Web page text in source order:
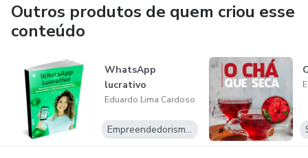
Outros produtos de quem criou esse
conteúdo
WhatsApp
lucrativo
Eduardo Lima Cardoso
Empreendedorismo Digital